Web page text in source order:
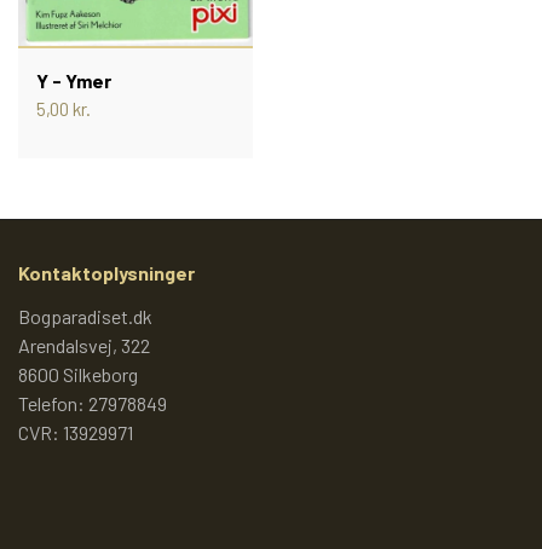
PIXI 700 - 799
PIXI 1000 - 1099
PIXIBØGER UDEN NUMMER
SPECIELLE DANSKE PIXI
Y - Ymer
5,00 kr.
Kontaktoplysninger
Bogparadiset.dk
Arendalsvej, 322
8600 Silkeborg
Telefon: 27978849
CVR: 13929971